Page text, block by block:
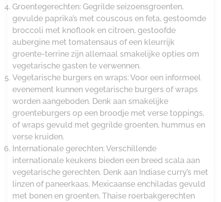
Groentegerechten: Gegrilde seizoensgroenten,
gevulde paprika’s met couscous en feta, gestoomde
broccoli met knoflook en citroen, gestoofde
aubergine met tomatensaus of een kleurrijk
groente-terrine zijn allemaal smakelijke opties om
vegetarische gasten te verwennen.
Vegetarische burgers en wraps: Voor een informeel
evenement kunnen vegetarische burgers of wraps
worden aangeboden. Denk aan smakelijke
groenteburgers op een broodje met verse toppings,
of wraps gevuld met gegrilde groenten, hummus en
verse kruiden.
Internationale gerechten: Verschillende
internationale keukens bieden een breed scala aan
vegetarische gerechten. Denk aan Indiase curry’s met
linzen of paneerkaas, Mexicaanse enchiladas gevuld
met bonen en groenten, Thaise roerbakgerechten